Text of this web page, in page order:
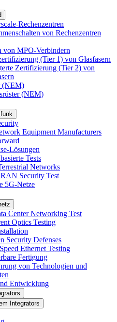
Rechenzentren
von Rechenzentren
von MPO-Verbindern
(Tier 1) von Glasfasern
Zertifizierung (Tier 2) von
(NEM)
(NEM)
Equipment Manufacturers
Lösungen
Tests
Networks
Security Test
5G-Netze
Center Networking Test
Optics Testing
Security Defenses
Ethernet Testing
Fertigung
von Technologien und
Entwicklung
Integrators